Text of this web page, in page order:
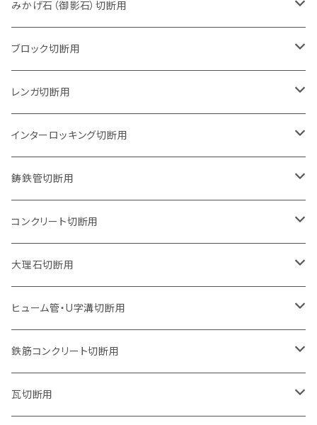
105mm（4インチ）
125mm（5インチ）
グラインダー取付用
石井超硬電動切断機 取付用
みかげ石（御影石）切断用
105mm（4インチ）
セグメントタイプ
セグメントタイプ（ビス穴付き
125mm（5インチ）
セグメントタイプ
セグメントタイプ（ビス穴付き
150mm（6インチ）
セグメントタイプ
180mm（7インチ）
セグメントタイプ
205mm（8インチ）
セグメントタイプ
230mm（9インチ）
セグメントタイプ
305mm（12インチ）
セグメント
セグメント（特殊凸凹加工チップ）
355mm（14インチ）
セグメント
405mm（16インチ）
ブロック切断用
105mm（4インチ）
セグメントタイプ
ウェーブタイプ
125mm（5インチ）
セグメントタイプ
ウェーブタイプ
150mm（6インチ）
セグメントタイプ
ウェーブタイプ
180mm（7インチ）
セグメントタイプ
ウェーブタイプ
205mm（8インチ）
セグメントタイプ
ウェーブタイプ
230mm（9インチ）
セグメントタイプ
ウェーブタイプ
255mm（10インチ）
セグメントタイプ
305mm（12インチ）
レンガ切断用
105mm（4インチ）
セグメントタイプ
ウェーブタイプ
125mm（5インチ）
セグメントタイプ
ウェーブタイプ
150mm（6インチ）
セグメントタイプ
ウェーブタイプ
180mm（7インチ）
セグメントタイプ
ウェーブタイプ
205mm（8インチ）
セグメントタイプ
ウェーブタイプ
230mm（9インチ）
セグメントタイプ
255mm（10インチ）
インターロッキング切断用
105mm（4インチ）
セグメントタイプ
セグメントタイプ（ビス穴付き
125mm（5インチ）
セグメントタイプ
セグメントタイプ（ビス穴付き
150mm（6インチ）
セグメントタイプ
180mm（7インチ）
セグメントタイプ
205mm（8インチ）
セグメントタイプ
230mm（9インチ）
鋳鉄管切断用
105mm（4インチ）
セグメントタイプ
セグメントタイプ（ビス穴付き
125mm（5インチ）
セグメントタイプ
セグメントタイプ（ビス穴付き
150mm（6インチ）
セグメントタイプ
180mm（7インチ）
セグメントタイプ
205mm（8インチ）
コンクリート切断用
105mm（4インチ）
セグメントタイプ
ウェーブタイプ
125mm（5インチ）
セグメントタイプ
ウェーブタイプ
150mm（6インチ）
セグメントタイプ
180mm（7インチ）
大理石切断用
125mm（5インチ）
ヒューム管・U字溝切断用
105mm（4インチ）
セグメントタイプ
125mm（5インチ）
鉄筋コンクリート切断用
305mm（12インチ）
瓦切断用